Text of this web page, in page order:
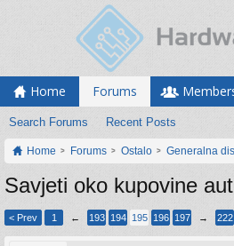
Home Forums
Search Forums Recent Posts
Home Forums Ostalo Generalna
Savjeti oko kupovine
< Prev 1 ← 193 194 195 196 197 → 222